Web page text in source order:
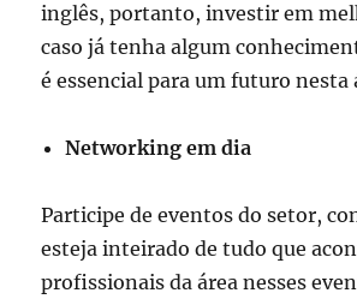
inglês, portanto, investir em
caso já tenha algum
é essencial para um futuro nesta
Networking em dia
Participe de eventos do setor,
esteja inteirado de tudo que
profissionais da área nesses